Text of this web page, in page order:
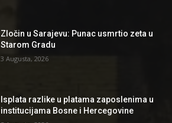
Zločin u Sarajevu: Punac usmrtio zeta u
Starom Gradu
3 Augusta, 2026
Isplata razlike u platama zaposlenima u
institucijama Bosne i Hercegovine